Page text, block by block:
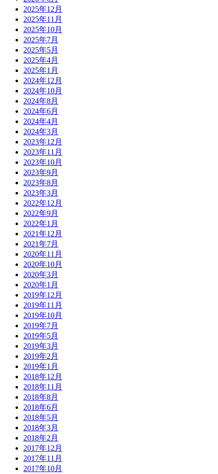
2025年12月
2025年11月
2025年10月
2025年7月
2025年5月
2025年4月
2025年1月
2024年12月
2024年10月
2024年8月
2024年6月
2024年4月
2024年3月
2023年12月
2023年11月
2023年10月
2023年9月
2023年8月
2023年3月
2022年12月
2022年9月
2022年1月
2021年12月
2021年7月
2020年11月
2020年10月
2020年3月
2020年1月
2019年12月
2019年11月
2019年10月
2019年7月
2019年5月
2019年3月
2019年2月
2019年1月
2018年12月
2018年11月
2018年8月
2018年6月
2018年5月
2018年3月
2018年2月
2017年12月
2017年11月
2017年10月